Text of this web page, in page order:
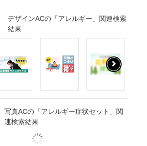
デザインACの「アレルギー」関連検索
結果
写真ACの「アレルギー症状セット」関
連検索結果